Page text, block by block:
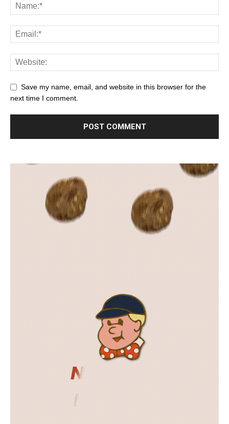
Save my name, email, and website in this browser for the
next time I comment.